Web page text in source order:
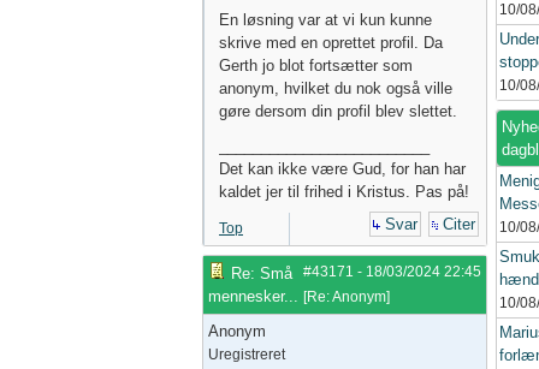
En løsning var at vi kun kunne
skrive med en oprettet profil. Da
Gerth jo blot fortsætter som
anonym, hvilket du nok også ville
gøre dersom din profil blev slettet.
Det kan ikke være Gud, for han har
kaldet jer til frihed i Kristus. Pas på!
Top Svar Citer
#43171 - 18/03/2024 22:45
Re: Små
mennesker... [Re: Anonym]
Anonym
Uregistreret
10/
10/
10/
10/